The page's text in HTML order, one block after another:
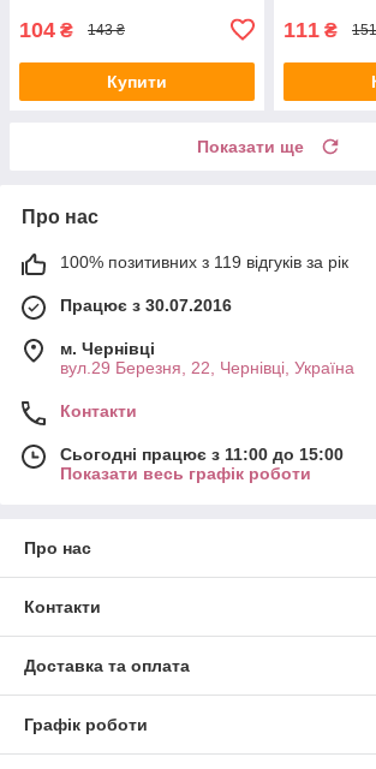
104 ₴ 143 ₴
Купити
111 ₴
Показати ще
Про нас
100% позитивних з 119 відгуків за рік
Працює з 30.07.2016
м. Чернівці
вул.29 Березня, 22, Чернівці, Україна
Контакти
Сьогодні працює з 11:00 до 15:00
Показати весь графік роботи
Про нас
Контакти
Доставка та оплата
Графік роботи